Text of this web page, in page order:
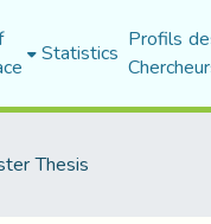
Statistics Profils
Thesis